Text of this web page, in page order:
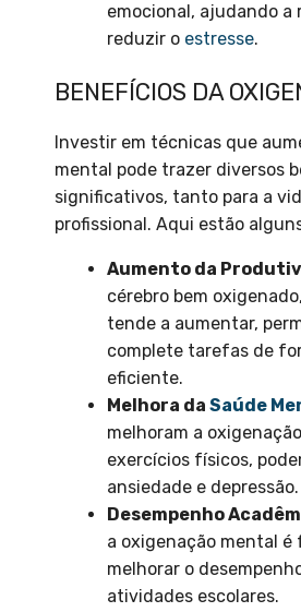
emocional, ajudando a
reduzir o estresse.
BENEFÍCIOS DA
Investir em técnicas que
mental pode trazer diversos
significativos, tanto para a
profissional. Aqui estão
Aumento da
cérebro bem
tende a aumentar,
complete tarefas de
eficiente.
Melhora da Saúde
melhoram a
exercícios físicos,
ansiedade e depressão.
Desempenho
a oxigenação mental
melhorar o
atividades escolares.